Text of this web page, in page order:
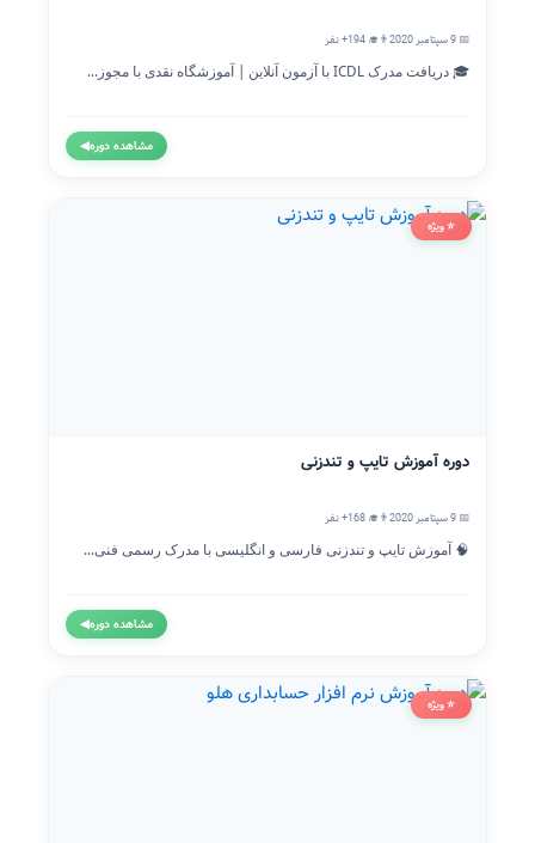
📅 9 سپتامبر 2020
👨‍🎓 194+ نفر
🎓 دریافت مدرک ICDL با آزمون آنلاین | آموزشگاه نقدی با مجوز...
مشاهده دوره◀
⭐ ویژه
دوره آموزش تایپ و تندزنی
📅 9 سپتامبر 2020
👨‍🎓 168+ نفر
🧠 آموزش تایپ و تندزنی فارسی و انگلیسی با مدرک رسمی فنی...
مشاهده دوره◀
⭐ ویژه